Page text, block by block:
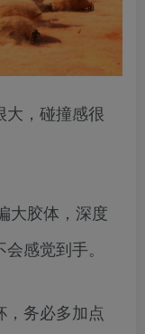
大，碰撞感很
胶体，深度
感觉到手。
务必多加点